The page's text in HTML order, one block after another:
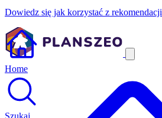
Dowiedz się jak korzystać z rekomendacji
Home
Szukaj